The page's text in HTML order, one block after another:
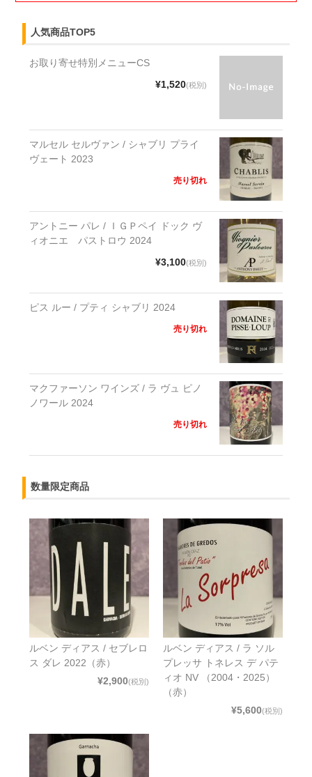
人気商品TOP5
お取り寄せ特別メニューCS
¥1,520(税別)
マルセル セルヴァン / シャブリ プライ
ヴェート 2023
売り切れ
アントニー パレ / ＩＧＰペイ ドック ヴ
ィオニエ パストロウ 2024
¥3,100(税別)
ピス ルー / プティ シャブリ 2024
売り切れ
マクファーソン ワインズ / ラ ヴュ ピノ
ノワール 2024
売り切れ
数量限定商品
ルベン ディアス / セブレロ
ス ダレ 2022（赤）
¥2,900(税別)
ルベン ディアス / ラ ソル
プレッサ トネレス デ パテ
ィオ NV （2004・2025）
（赤）
¥5,600(税別)